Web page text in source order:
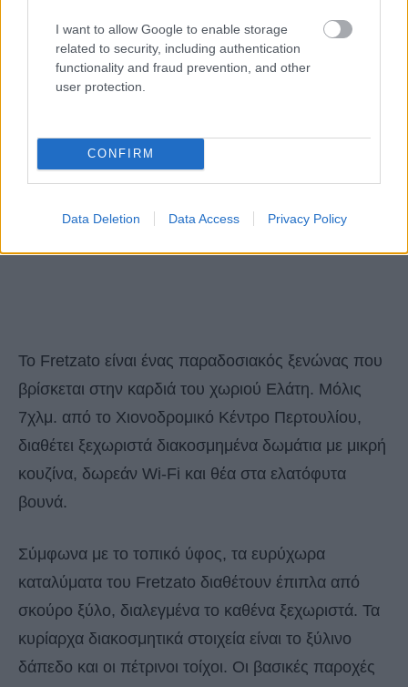
I want to allow Google to enable storage
related to security, including authentication
functionality and fraud prevention, and other
user protection.
CONFIRM
Data Deletion Data Access Privacy Policy
Το Fretzato είναι ένας παραδοσιακός ξενώνας που
βρίσκεται στην καρδιά του χωριού Ελάτη. Μόλις
7χλμ. από το Χιονοδρομικό Κέντρο Περτουλίου,
διαθέτει ξεχωριστά διακοσμημένα δωμάτια με μικρή
κουζίνα, δωρεάν Wi-Fi και θέα στα ελατόφυτα
βουνά.
Σύμφωνα με το τοπικό ύφος, τα ευρύχωρα
καταλύματα του Fretzato διαθέτουν έπιπλα από
σκούρο ξύλο, διαλεγμένα το καθένα ξεχωριστά. Τα
κυρίαρχα διακοσμητικά στοιχεία είναι το ξύλινο
δάπεδο και οι πέτρινοι τοίχοι. Οι βασικές παροχές